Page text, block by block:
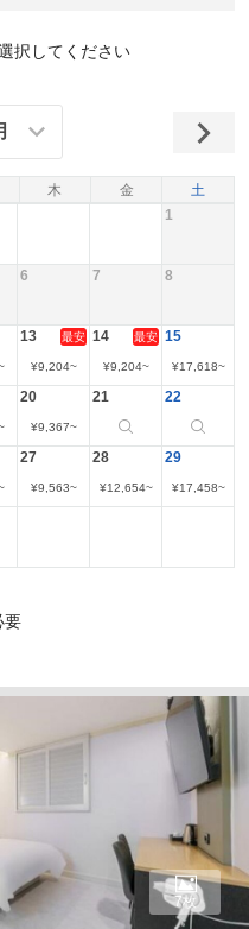
択してください
木 金 土
1
6 7 8
13 最安
¥9,204~
14 最安
¥9,204~
15
¥17,618~
20
¥9,367~
21 22
27
¥9,563~
28
¥12,654~
29
¥17,458~
要
7枚